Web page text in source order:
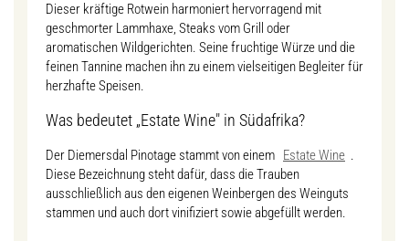
Dieser kräftige Rotwein harmoniert hervorragend mit
geschmorter Lammhaxe, Steaks vom Grill oder
aromatischen Wildgerichten. Seine fruchtige Würze und die
feinen Tannine machen ihn zu einem vielseitigen Begleiter für
herzhafte Speisen.
Was bedeutet „Estate Wine" in Südafrika?
Der Diemersdal Pinotage stammt von einem Estate Wine .
Diese Bezeichnung steht dafür, dass die Trauben
ausschließlich aus den eigenen Weinbergen des Weinguts
stammen und auch dort vinifiziert sowie abgefüllt werden.